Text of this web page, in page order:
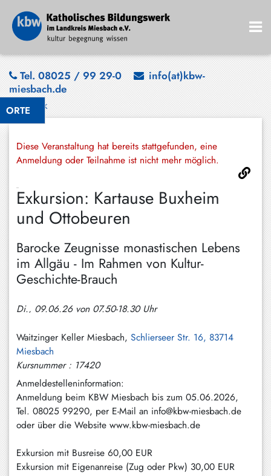
ORTE
Tel. 08025 / 99 29-0
info(at)kbw-
miesbach.de
Zurück
Diese Veranstaltung hat bereits stattgefunden, eine
Anmeldung oder Teilnahme ist nicht mehr möglich.
Exkursion: Kartause Buxheim
und Ottobeuren
Barocke Zeugnisse monastischen Lebens
im Allgäu - Im Rahmen von Kultur-
Geschichte-Brauch
Di., 09.06.26 von 07.50-18.30 Uhr
Waitzinger Keller Miesbach,Schlierseer Str. 16, 83714
Miesbach
Kursnummer : 17420
Anmeldestelleninformation:
Anmeldung beim KBW Miesbach bis zum 05.06.2026,
Tel. 08025 99290, per E-Mail an info@kbw-miesbach.de
oder über die Website www.kbw-miesbach.de
Exkursion mit Busreise 60,00 EUR
Exkursion mit Eigenanreise (Zug oder Pkw) 30,00 EUR
Bad
Wiessee
Bayrischzell
Elbach
Großhartpenning
Holzkirchen
Hundham
Irschenberg
Leitzachtal
Miesbach
Neuhaus
Niklasreuth
Rottach-